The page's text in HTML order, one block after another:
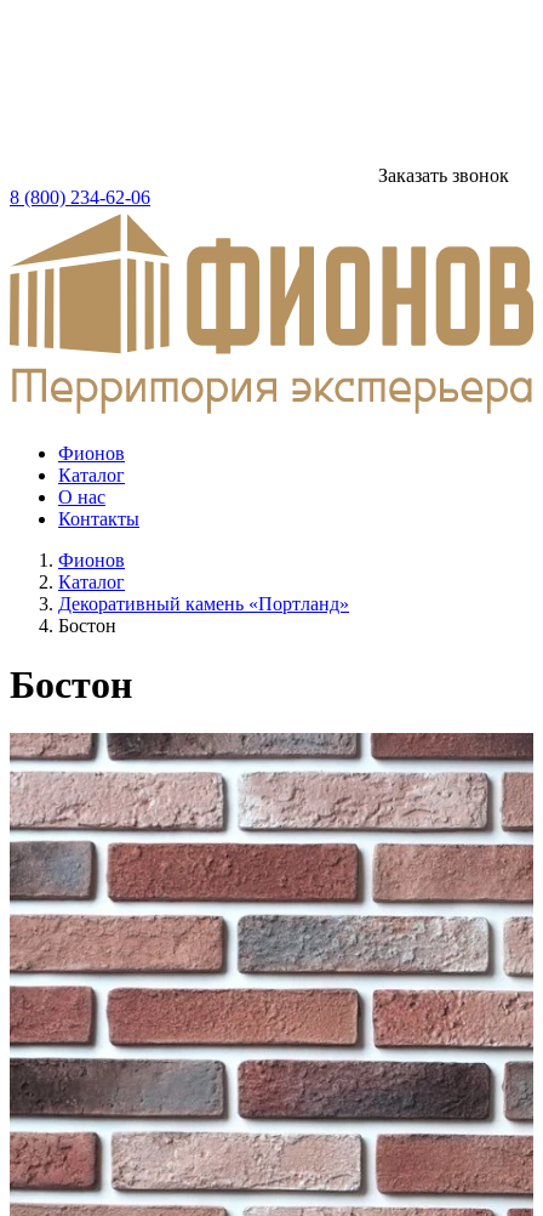
Заказать звонок
8 (800) 234-62-06
Фионов
Каталог
О нас
Контакты
Фионов
Каталог
Декоративный камень «Портланд»
Бостон
Бостон